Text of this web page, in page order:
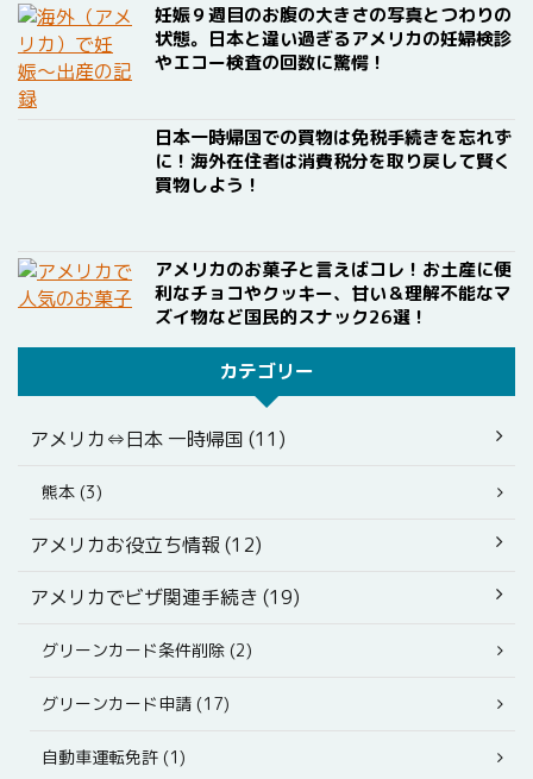
妊娠９週目のお腹の大きさの写真とつわりの
状態。日本と違い過ぎるアメリカの妊婦検診
やエコー検査の回数に驚愕！
日本一時帰国での買物は免税手続きを忘れず
に！海外在住者は消費税分を取り戻して賢く
買物しよう！
アメリカのお菓子と言えばコレ！お土産に便
利なチョコやクッキー、甘い＆理解不能なマ
ズイ物など国民的スナック26選！
カテゴリー
アメリカ⇔日本 一時帰国 (11)
熊本 (3)
アメリカお役立ち情報 (12)
アメリカでビザ関連手続き (19)
グリーンカード条件削除 (2)
グリーンカード申請 (17)
自動車運転免許 (1)